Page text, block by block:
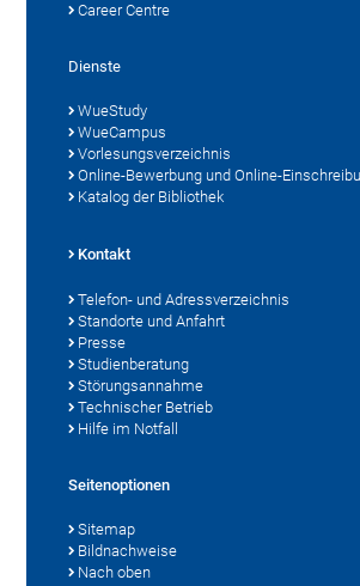
Career Centre
Dienste
WueStudy
WueCampus
Vorlesungsverzeichnis
Online-Bewerbung und Online-
Katalog der Bibliothek
Kontakt
Telefon- und Adressverzeichnis
Standorte und Anfahrt
Presse
Studienberatung
Störungsannahme
Technischer Betrieb
Hilfe im Notfall
Seitenoptionen
Sitemap
Bildnachweise
Nach oben